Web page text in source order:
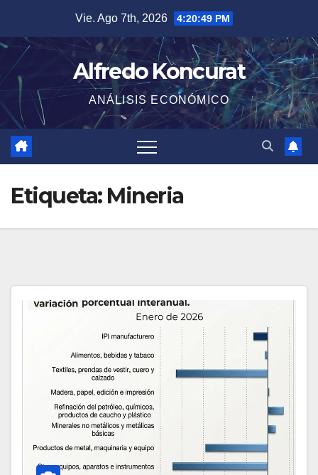
contenido
Vie. Ago 7th, 2026 4:20:50 PM
Alfredo Koncurat
ANÁLISIS ECONÓMICO
Etiqueta: Mineria